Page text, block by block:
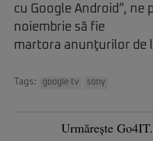
cu Google Android”, ne
noiembrie să fie
martora anunţurilor de
Tags: google tv sony
Urmărește